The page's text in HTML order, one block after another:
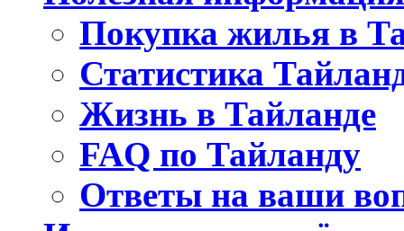
Покупка жилья в
Статистика
Жизнь в Тайланде
FAQ по Тайланду
Ответы на ваши